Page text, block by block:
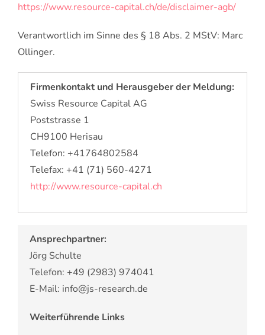
https://www.resource-capital.ch/de/disclaimer-agb/
Verantwortlich im Sinne des § 18 Abs. 2 MStV: Marc
Ollinger.
Firmenkontakt und Herausgeber der Meldung:
Swiss Resource Capital AG
Poststrasse 1
CH9100 Herisau
Telefon: +41764802584
Telefax: +41 (71) 560-4271
http://www.resource-capital.ch
Ansprechpartner:
Jörg Schulte
Telefon: +49 (2983) 974041
E-Mail: info@js-research.de
Weiterführende Links